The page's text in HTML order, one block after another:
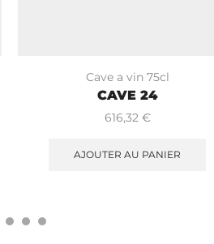
Cave a vin 75cl
CAVE 24
616,32 €
AJOUTER AU PANIER